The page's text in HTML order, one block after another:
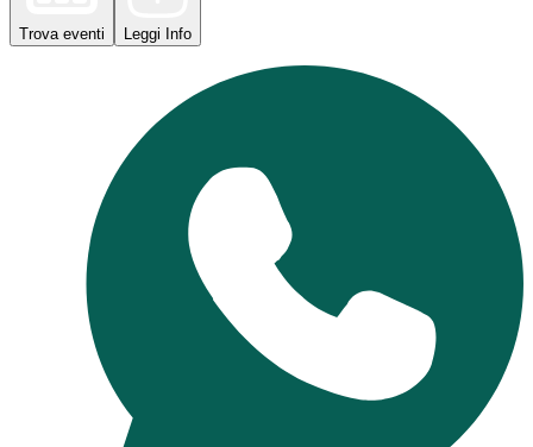
Trova eventi Leggi Info